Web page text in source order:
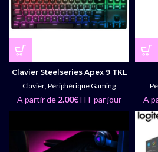
Clavier Steelseries Apex 9 TKL
Clavier, Périphérique Gaming
A partir de 2.00€HT par jour A